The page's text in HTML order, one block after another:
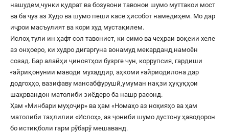
нашудем,чунки қудрат ва бозувони тавонои шумо муттакои мост
ва ба ҷуз аз Худо ва шумо пеши касе ҳисобот намедиҳем. Мо дар
иҷрои масъулият ва кори худ мустақилем.
Ислоҳ тули ин ҳафт сол тавонист, ки симо ва чеҳраи воқеии хеле
аз онҳоеро, ки худро дигаргуна вонамуд мекарданд,намоён
созад. Бар алайҳи ҷиноятҳои бузрге чун, коррупсия, гардиши
ғайриқонунии маводи мухаддир, аҳкоми ғайриодилона дар
додгоҳҳо, вазифаву мансабфурушӣ,умуман нақзи ҳуқуқҳои
шаҳрвандон матолиби зиёдеро ба нашр расонд.
Ҳам «Минбари муҳоҷир» ва ҳам «Номаҳо аз ноҳияҳо ва ҳам
матолиби таҳлилии «Ислоҳ», аз ҷониби шумо дустону ҳаводорон
бо истиқболи гарм рӯбарӯ мешаванд.